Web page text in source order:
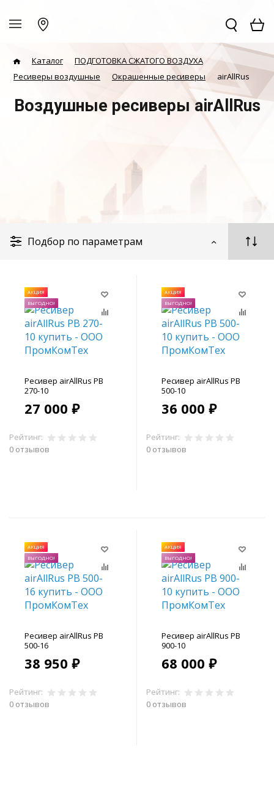
Каталог
ПОДГОТОВКА СЖАТОГО ВОЗДУХА
Ресиверы воздушные
Окрашенные ресиверы airAllRus
Воздушные ресиверы airAllRus
Подбор по параметрам
АКЦИЯ
ВЫГОДНО!
Ресивер airAllRus РВ
270-10
27 000 ₽
Рейтинг:
0 отзывов
АКЦИЯ
ВЫГОДНО!
Ресивер airAllRus РВ
500-10
36 000 ₽
Рейтинг:
0 отзывов
АКЦИЯ
ВЫГОДНО!
Ресивер airAllRus РВ
500-16
38 950 ₽
Рейтинг:
0 отзывов
АКЦИЯ
ВЫГОДНО!
Ресивер airAllRus РВ
900-10
68 000 ₽
Рейтинг:
0 отзывов